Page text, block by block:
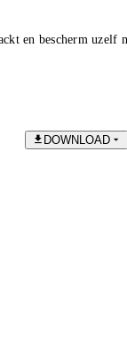
en bescherm uzelf
DOWNLOAD